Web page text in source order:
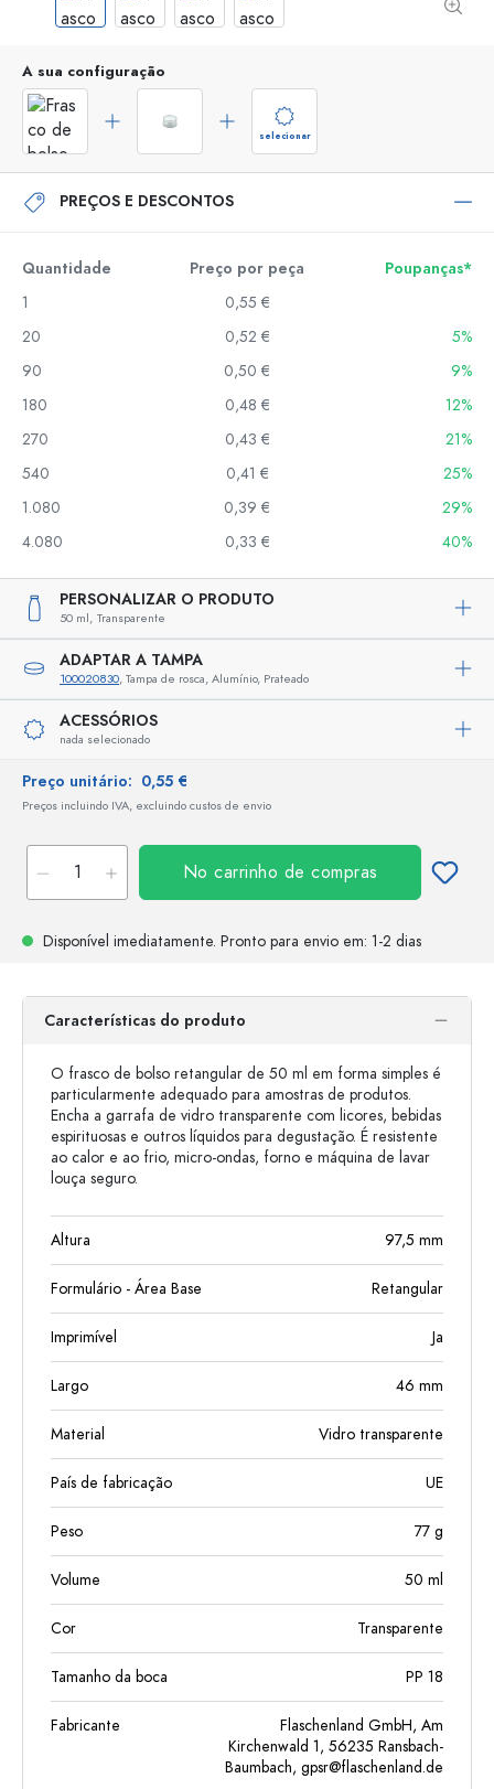
A sua configuração
selecionar
PREÇOS E DESCONTOS
Quantidade Preço por peça
Poupanças*
1
0,55 €
20
0,52 €
5%
90
0,50 €
9%
180
0,48 €
12%
270
0,43 €
21%
540
0,41 €
25%
1.080
0,39 €
29%
4.080
0,33 € 40%
PERSONALIZAR O PRODUTO
50 ml, Transparente
ADAPTAR A TAMPA
100020830, Tampa de rosca, Alumínio, Prateado
ACESSÓRIOS
nada selecionado
Preço unitário: 0,55 €
Preços incluindo IVA, excluindo custos de envio
No carrinho de compras
Disponível imediatamente. Pronto para envio em: 1-2 dias
Características do produto
O frasco de bolso retangular de 50 ml em forma simples é
particularmente adequado para amostras de produtos.
Encha a garrafa de vidro transparente com licores, bebidas
espirituosas e outros líquidos para degustação. É resistente
ao calor e ao frio, micro-ondas, forno e máquina de lavar
louça seguro.
Altura 97,5 mm
Formulário - Área Base Retangular
Imprimível Ja
Largo 46 mm
Material Vidro transparente
País de fabricação UE
Peso 77 g
Volume 50 ml
Cor Transparente
Tamanho da boca PP 18
Fabricante
Flaschenland GmbH, Am
Kirchenwald 1, 56235 Ransbach-
Baumbach, gpsr@flaschenland.de